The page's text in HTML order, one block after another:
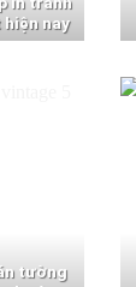
nay
tường